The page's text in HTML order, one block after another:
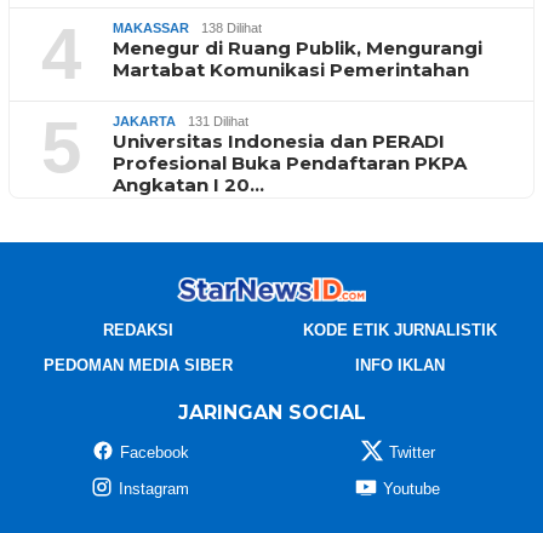
4 MAKASSAR 138 Dilihat
Menegur di Ruang Publik, Mengurangi
Martabat Komunikasi Pemerintahan
5 JAKARTA 131 Dilihat
Universitas Indonesia dan PERADI
Profesional Buka Pendaftaran PKPA
Angkatan I 20…
REDAKSI
KODE ETIK JURNALISTIK
PEDOMAN MEDIA SIBER
INFO IKLAN
JARINGAN SOCIAL
Facebook
Twitter
Instagram
Youtube